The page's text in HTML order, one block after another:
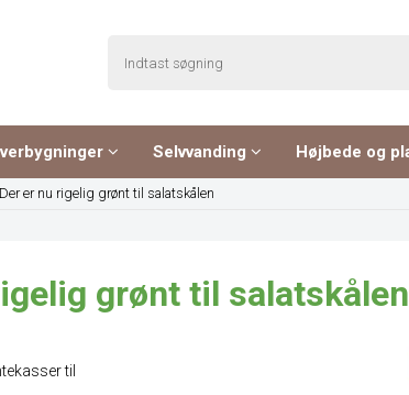
Selvvanding Højbede og
Der er nu rigelig grønt til salatskålen
grønt til salatskålen
til